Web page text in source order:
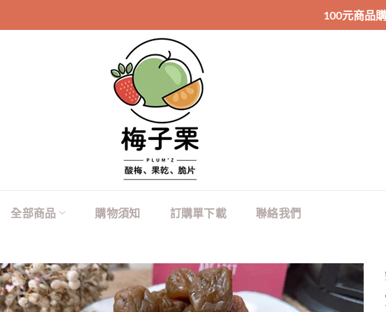
100元商品購買20包送4包（請
全部商品 購物須知 訂購單下載 聯絡我們